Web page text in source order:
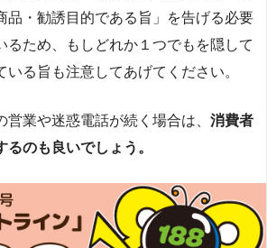
品・勧誘目的である旨」を告げる必要
るため、もしどれか１つでもを隠して
いる旨も注意してあげてください。
営業や迷惑電話が続く場合は、 消費者
のも良いでしょう。